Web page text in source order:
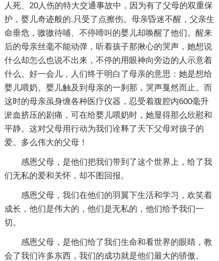
人死、20人伤的特大交通事故中，因为有了父母的双重保
护，婴儿奇迹般的.只受了点擦伤。母亲昏迷不醒，父亲生
命垂危，嗷嗷待哺、不停啼叫的婴儿却唤醒了他们。醒来
后的母亲丝毫不能动弹，听着孩子那揪心的哭声，她想说
什么却怎么也说不出来，不停的用眼神向旁边的人示意着
什么。好一会儿，人们终于明白了母亲的意思：她是想给
婴儿喂奶。婴儿触及到母亲的一刹那，哭声戛然而止。而
这时的母亲虽身缠各种医疗仪器，忍受着腹腔内600毫升
淤血挤压的剧痛，可在给婴儿喂奶时，她显得那么欣慰和
平静。这对父母用行动为我们诠释了天下父母对孩子的
爱。多么伟大的父母！
感恩父母，是他们把我们带到了这个世界上，给了我
们无私的爱和关怀，却不图回报。
感恩父母，我们在他们的羽翼下生活和学习，欢笑着
成长，他们是伟大的，他们是无私的，他们给予我们一
切。
感恩父母，是他们给了我们生命和看世界的眼睛，教
会了我们许多东西，我们的成功就是他们最大的骄傲。